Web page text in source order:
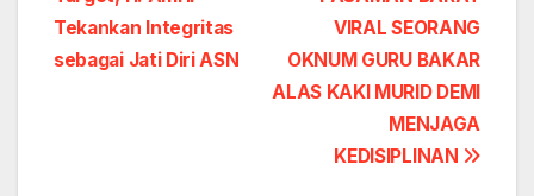
navigation
VIRAL SEORANG
OKNUM GURU BAKAR
ALAS KAKI MURID DEMI
MENJAGA
KEDISIPLINAN
Tekankan Integritas
sebagai Jati Diri ASN